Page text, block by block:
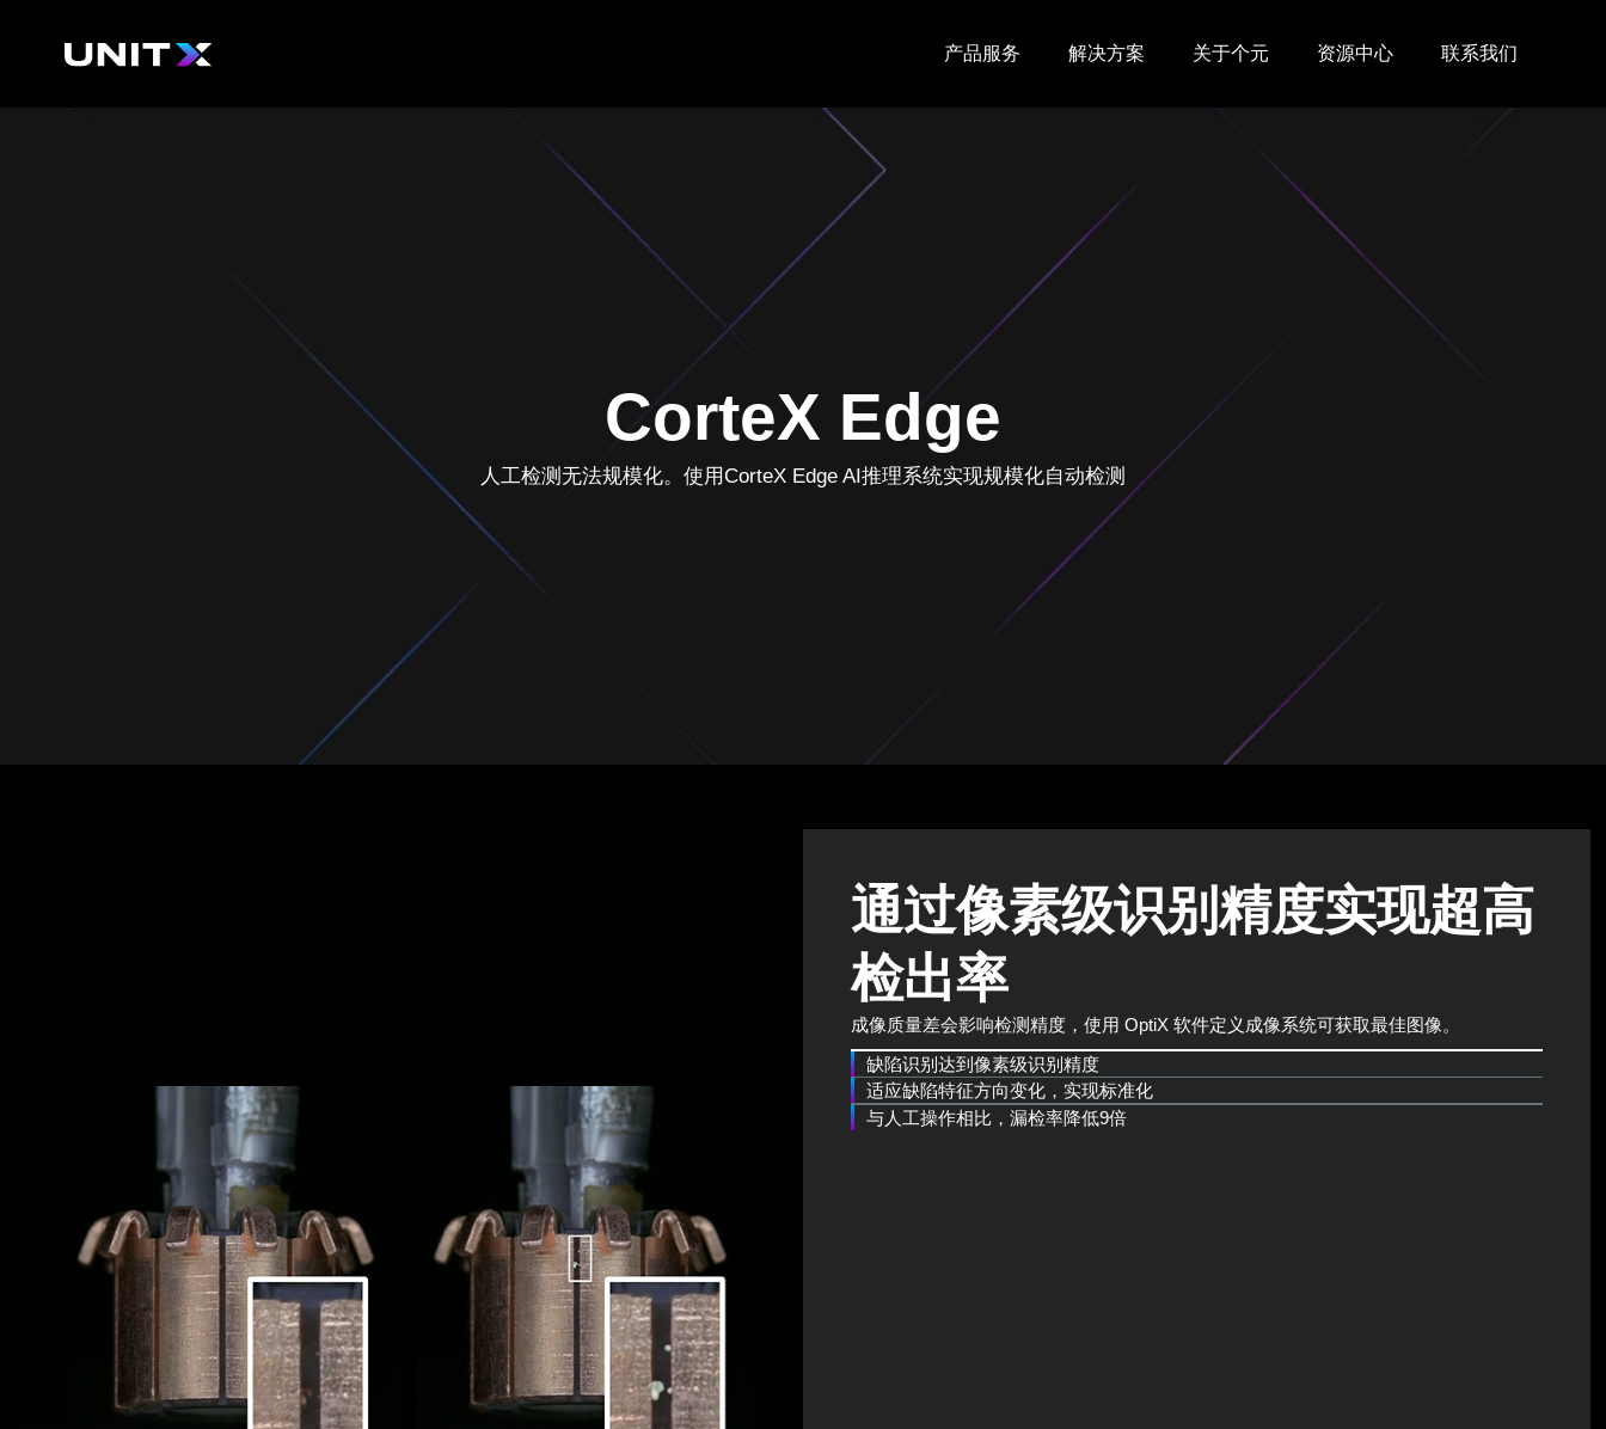
产品服务 解决方案 关于个元 资源中心 联系我们
CorteX Edge
人工检测无法规模化。使用CorteX Edge AI推理系统实现规模化自动检测
通过像素级识别精度实现超高
检出率
成像质量差会影响检测精度，使用 OptiX 软件定义成像系统可获取最佳图像。
缺陷识别达到像素级识别精度
适应缺陷特征方向变化，实现标准化
与人工操作相比，漏检率降低9倍